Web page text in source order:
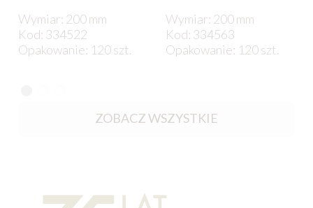
Wymiar: 200 mm
Kod: 334522
Opakowanie: 120 szt.
Wymiar: 200 mm
Kod: 334563
Opakowanie: 120 szt.
ZOBACZ WSZYSTKIE